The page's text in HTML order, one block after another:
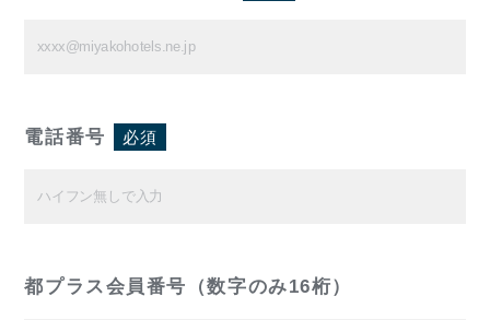
電話番号 必須
都プラス会員番号（数字のみ16桁）